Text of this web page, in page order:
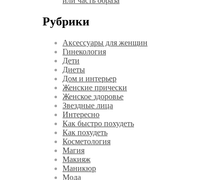
Рубрики
Аксессуары для женщин
Гинекология
Дети
Диеты
Дом и интерьер
Женские прически
Женское здоровье
Звездные лица
Интересно
Как быстро похудеть
Как похудеть
Косметология
Магия
Макияж
Маникюр
Мода